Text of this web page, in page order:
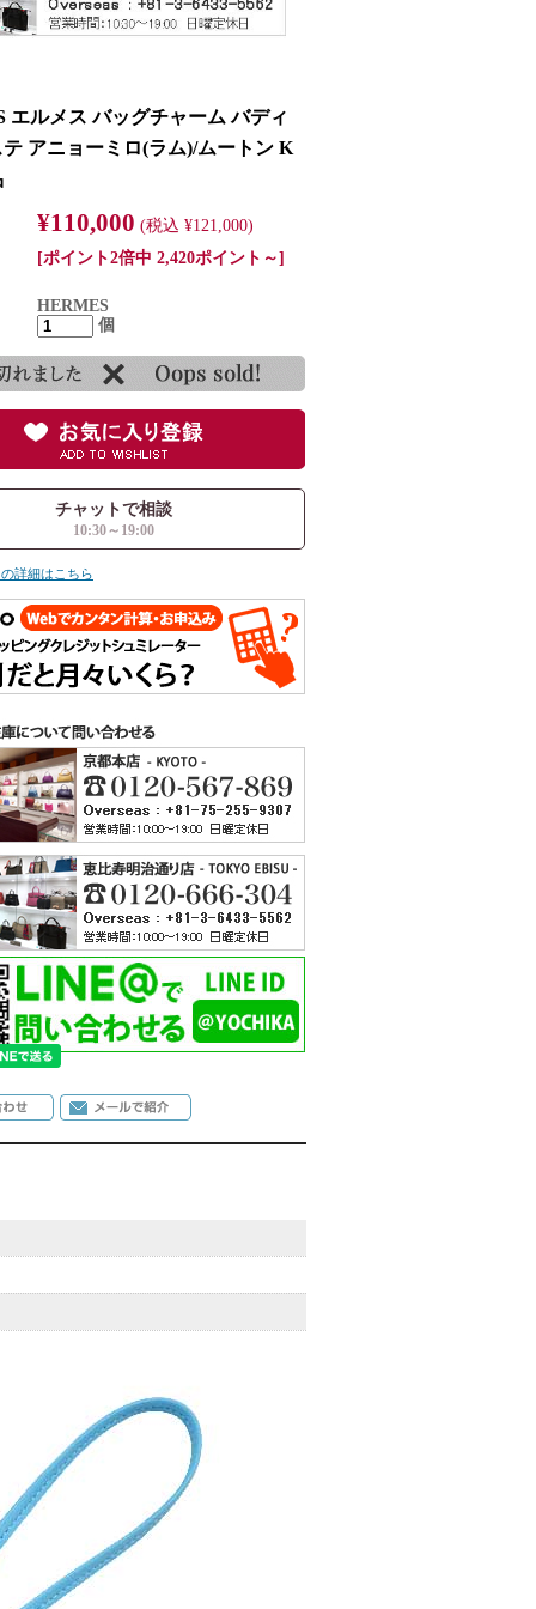
エルメス バッグチャーム バディ
アニョーミロ(ラム)/ムートン K
¥110,000 (税込 ¥121,000)
[ポイント2倍中 2,420ポイント～]
HERMES
個
チャットで相談
10:30～19:00
詳細はこちら